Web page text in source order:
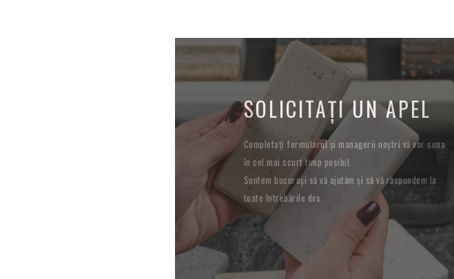
SOLICITAȚI UN APEL
Completați formularul și managerii noștri vă vor suna
în cel mai scurt timp posibil.
Suntem bucuroși să vă ajutăm și să vă răspundem la
toate întrebările dvs.